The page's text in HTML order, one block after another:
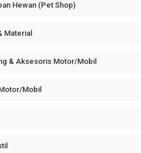
Hewan (Pet Shop)
Material
& Aksesoris Motor/Mobil
Mobil